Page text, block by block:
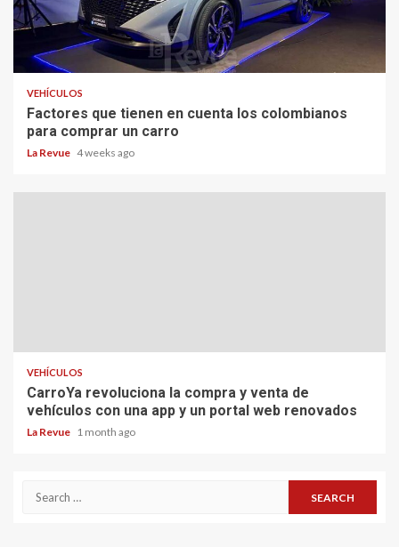
VEHÍCULOS
Factores que tienen en cuenta los colombianos
para comprar un carro
La Revue 4 weeks ago
VEHÍCULOS
CarroYa revoluciona la compra y venta de
vehículos con una app y un portal web renovados
La Revue 1 month ago
Search